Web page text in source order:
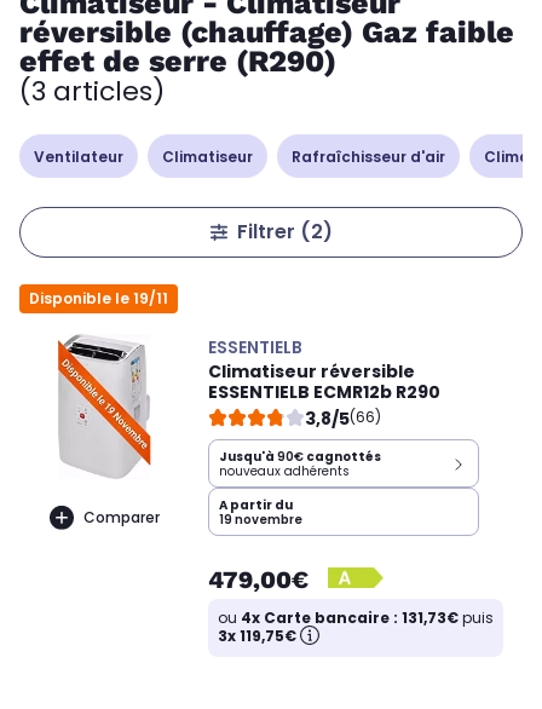
réversible (chauffage) Gaz faible
effet de serre (R290)
(3 articles)
Ventilateur Climatiseur Rafraîchisseur d'air
Filtrer (2)
Disponible le 19/11
Comparer
ESSENTIELB
Climatiseur réversible
ESSENTIELB ECMR12b R290
3,8/5(66)
Jusqu'à 90€ cagnottés
nouveaux adhérents
A partir du
19 novembre
479,00€
ou 4x Carte bancaire : 131,73€puis
3x 119,75€